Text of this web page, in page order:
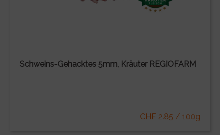
Schweins-Gehacktes 5mm, Kräuter REGIOFARM
CHF 2.85 / 100g